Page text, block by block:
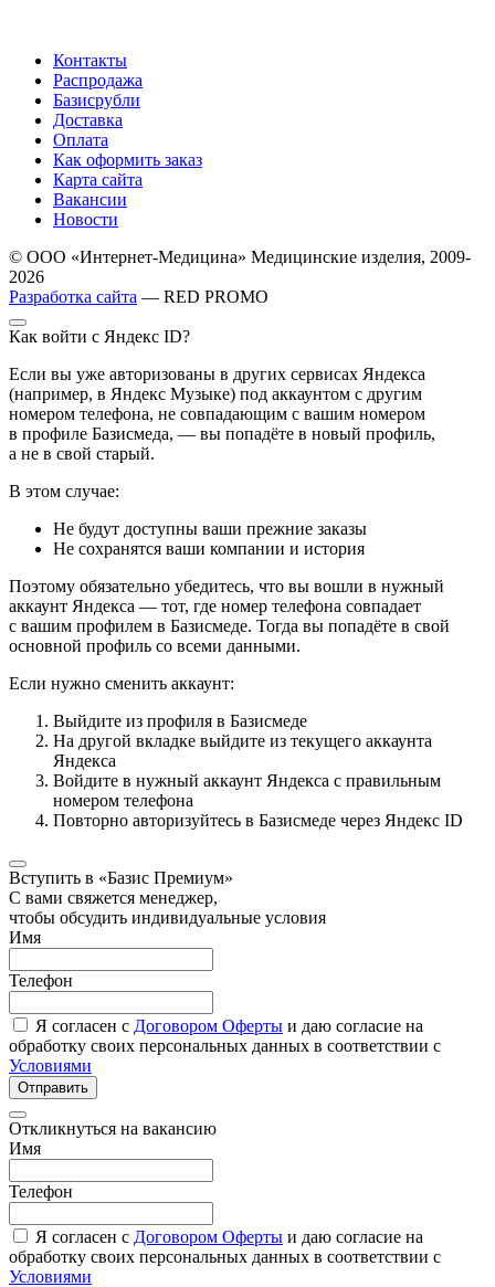
Контакты
Распродажа
Базисрубли
Доставка
Оплата
Как оформить заказ
Карта сайта
Вакансии
Новости
© ООО «Интернет-Медицина» Медицинские изделия, 2009-
2026
Разработка сайта — RED PROMO
Как войти с Яндекс ID?
Если вы уже авторизованы в других сервисах Яндекса
(например, в Яндекс Музыке) под аккаунтом с другим
номером телефона, не совпадающим с вашим номером
в профиле Базисмеда, — вы попадёте в новый профиль,
а не в свой старый.
В этом случае:
Не будут доступны ваши прежние заказы
Не сохранятся ваши компании и история
Поэтому обязательно убедитесь, что вы вошли в нужный
аккаунт Яндекса — тот, где номер телефона совпадает
с вашим профилем в Базисмеде. Тогда вы попадёте в свой
основной профиль со всеми данными.
Если нужно сменить аккаунт:
Выйдите из профиля в Базисмеде
На другой вкладке выйдите из текущего аккаунта
Яндекса
Войдите в нужный аккаунт Яндекса с правильным
номером телефона
Повторно авторизуйтесь в Базисмеде через Яндекс ID
Вступить в «Базис Премиум»
С вами свяжется менеджер,
чтобы обсудить индивидуальные условия
Имя
Телефон
Я согласен с Договором Оферты и даю согласие на
обработку своих персональных данных в соответствии с
Условиями
Отправить
Откликнуться на вакансию
Имя
Телефон
Я согласен с Договором Оферты и даю согласие на
обработку своих персональных данных в соответствии с
Условиями